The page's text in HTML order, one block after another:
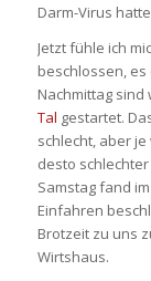
Darm-Virus
Jetzt fühle ich
beschlossen, es
Nachmittag sind
Tal gestartet.
schlecht, aber
desto
Samstag fand
Einfahren
Brotzeit zu uns
Wirtshaus.